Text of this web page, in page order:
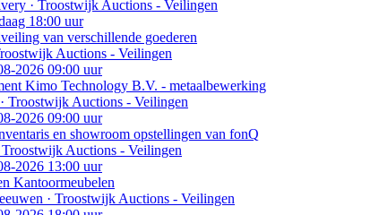
· Troostwijk Auctions - Veilingen
18:00 uur
van verschillende goederen
Auctions - Veilingen
2026 09:00 uur
Kimo Technology B.V. - metaalbewerking
Troostwijk Auctions - Veilingen
2026 09:00 uur
en showroom opstellingen van fonQ
Troostwijk Auctions - Veilingen
2026 13:00 uur
Kantoormeubelen
· Troostwijk Auctions - Veilingen